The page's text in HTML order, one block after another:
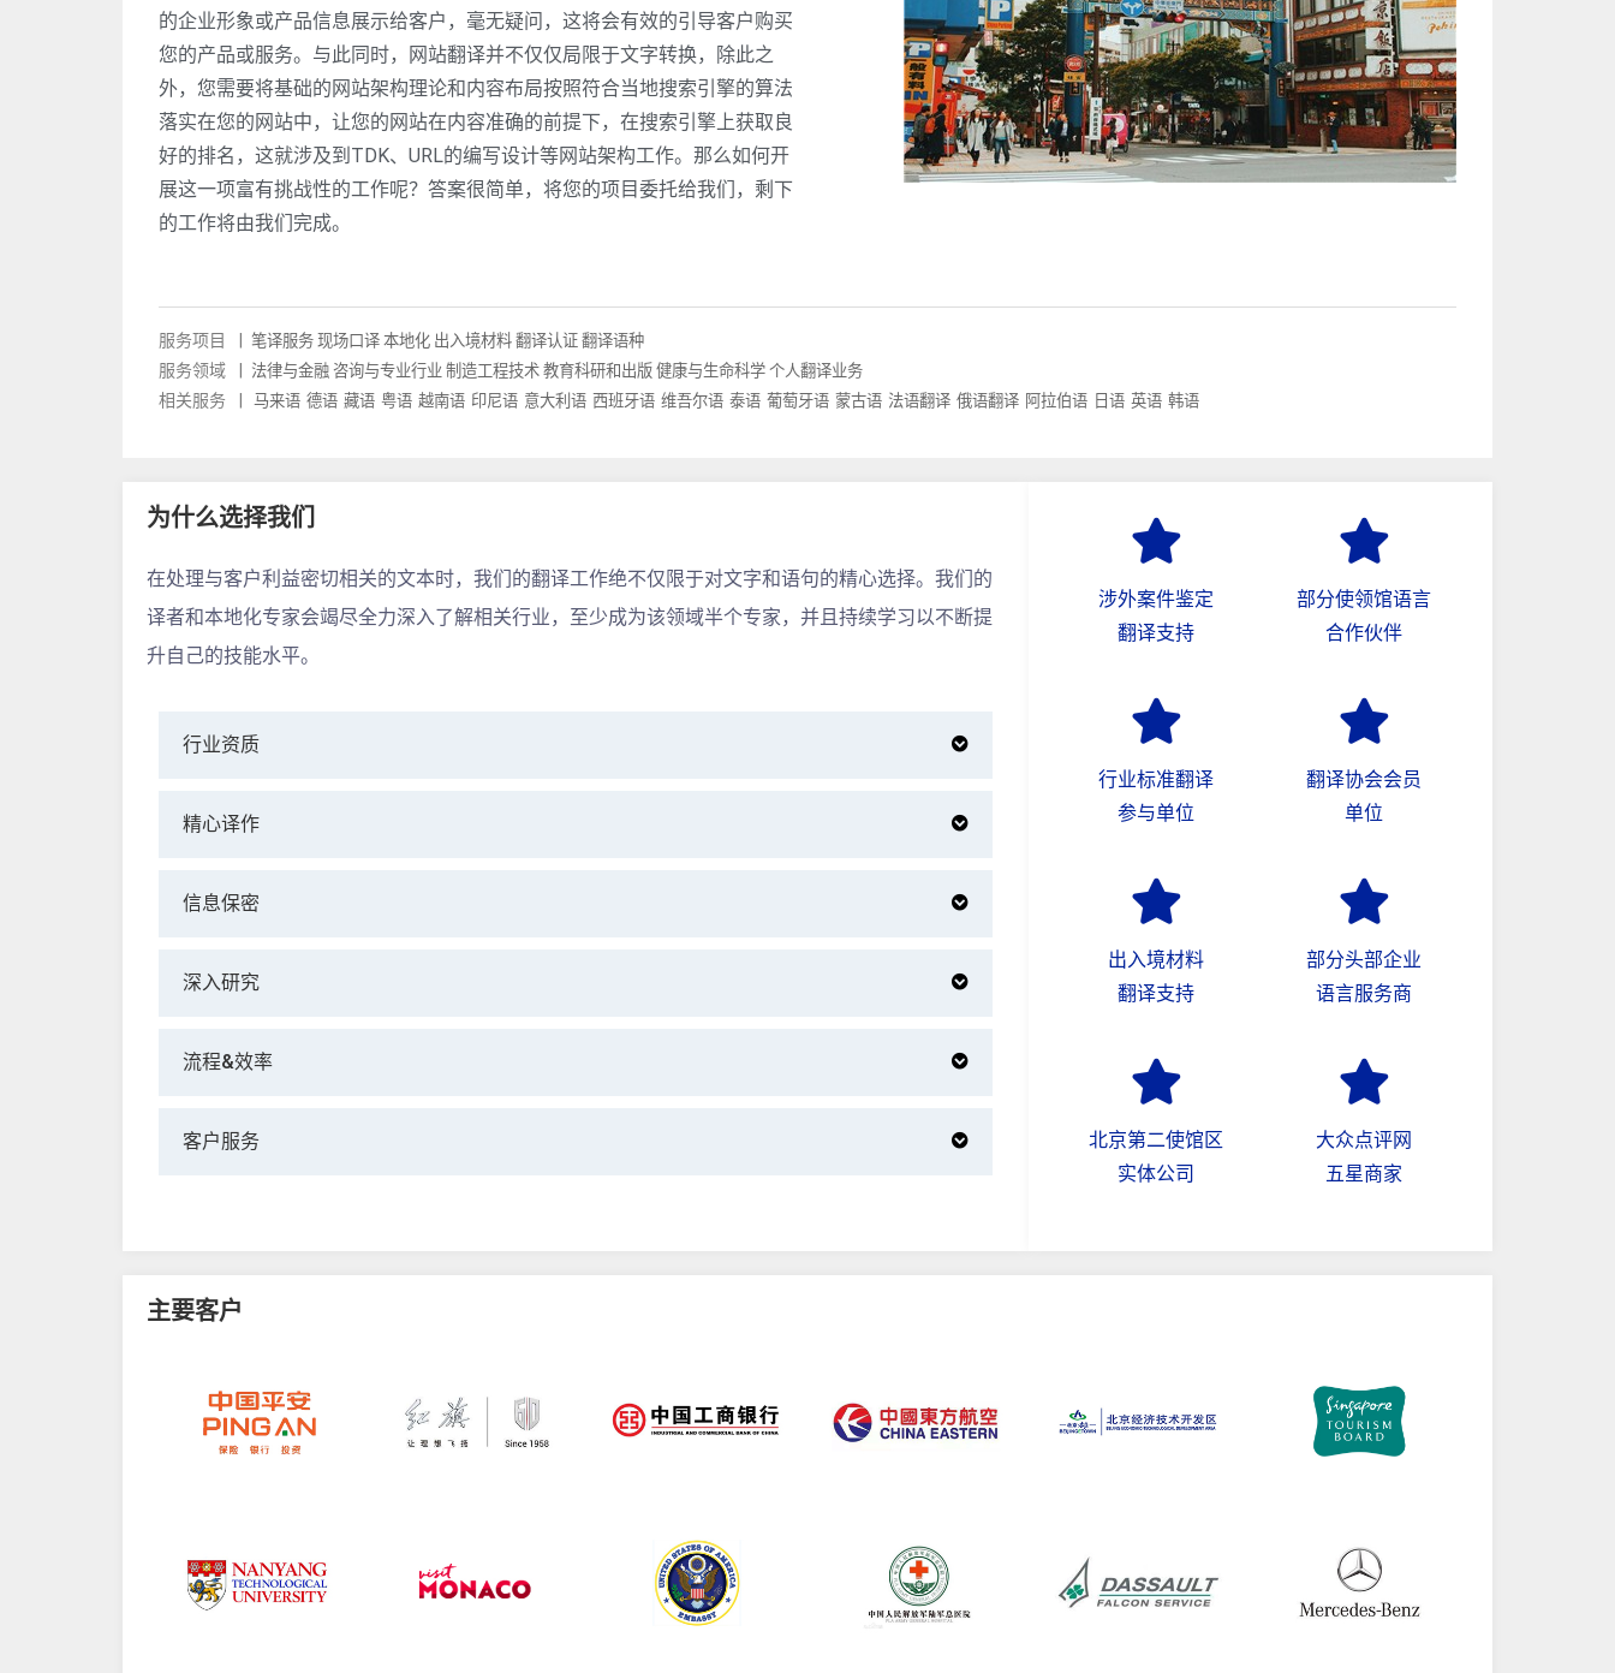
的企业形象或产品信息展示给客户，毫无疑问，这将会有效的引导客户购买
您的产品或服务。与此同时，网站翻译并不仅仅局限于文字转换，除此之
外，您需要将基础的网站架构理论和内容布局按照符合当地搜索引擎的算法
落实在您的网站中，让您的网站在内容准确的前提下，在搜索引擎上获取良
好的排名，这就涉及到TDK、URL的编写设计等网站架构工作。那么如何开
展这一项富有挑战性的工作呢？答案很简单，将您的项目委托给我们，剩下
的工作将由我们完成。
服务项目 笔译服务 现场口译 本地化 出入境材料 翻译认证 翻译语种
服务领域 法律与金融 咨询与专业行业 制造工程技术 教育科研和出版 健康与生命科学 个人翻译业务
相关服务 马来语 德语 藏语 粤语 越南语 印尼语 意大利语 西班牙语 维吾尔语 泰语 葡萄牙语 蒙古语 法语翻译 俄语翻译 阿拉伯语 日语 英语 韩语
为什么选择我们
在处理与客户利益密切相关的文本时，我们的翻译工作绝不仅限于对文字和语句的精心选择。我们的
译者和本地化专家会竭尽全力深入了解相关行业，至少成为该领域半个专家，并且持续学习以不断提
升自己的技能水平。
行业资质
精心译作
信息保密
深入研究
流程&效率
客户服务
涉外案件鉴定
翻译支持
部分使领馆语言
合作伙伴
行业标准翻译
参与单位
翻译协会会员
单位
出入境材料
翻译支持
部分头部企业
语言服务商
北京第二使馆区
实体公司
大众点评网
五星商家
主要客户